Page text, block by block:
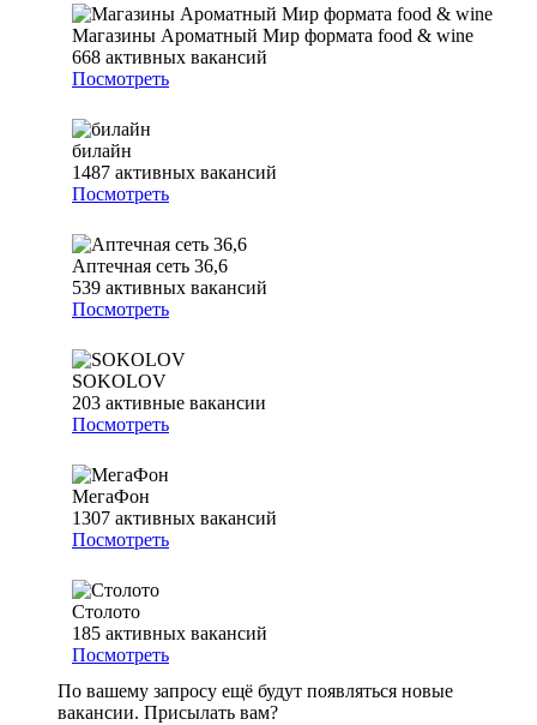
Магазины Ароматный Мир формата food & wine
668 активных вакансий
Посмотреть
билайн
1487 активных вакансий
Посмотреть
Аптечная сеть 36,6
539 активных вакансий
Посмотреть
SOKOLOV
203 активные вакансии
Посмотреть
МегаФон
1307 активных вакансий
Посмотреть
Столото
185 активных вакансий
Посмотреть
По вашему запросу ещё будут появляться новые
вакансии. Присылать вам?